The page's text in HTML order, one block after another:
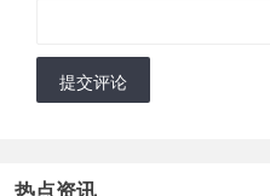
提交评论
热点资讯